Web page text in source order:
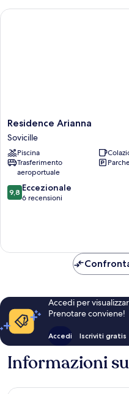
Residence
Arianna
Sovicille
Residence Arianna
Sovicille
Piscina
Trasferimento
aeroportuale
9.8
su
9,8 Eccezionale
6 recensioni
Residence Arianna
Accedi per
Prenotare conviene!
Accedi Iscriviti gratis
Informazioni